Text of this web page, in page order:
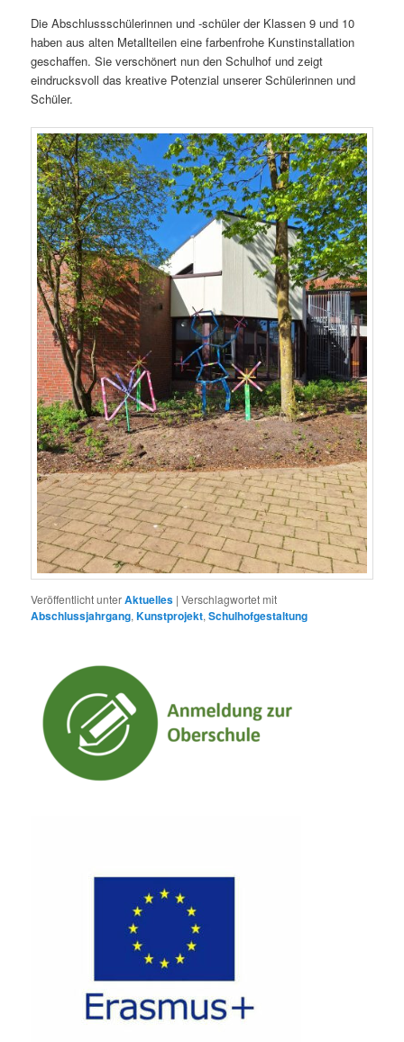
Die Abschlussschülerinnen und -schüler der Klassen 9 und 10
haben aus alten Metallteilen eine farbenfrohe Kunstinstallation
geschaffen. Sie verschönert nun den Schulhof und zeigt
eindrucksvoll das kreative Potenzial unserer Schülerinnen und
Schüler.
Veröffentlicht unterAktuelles |Verschlagwortet mit
Abschlussjahrgang,Kunstprojekt,Schulhofgestaltung